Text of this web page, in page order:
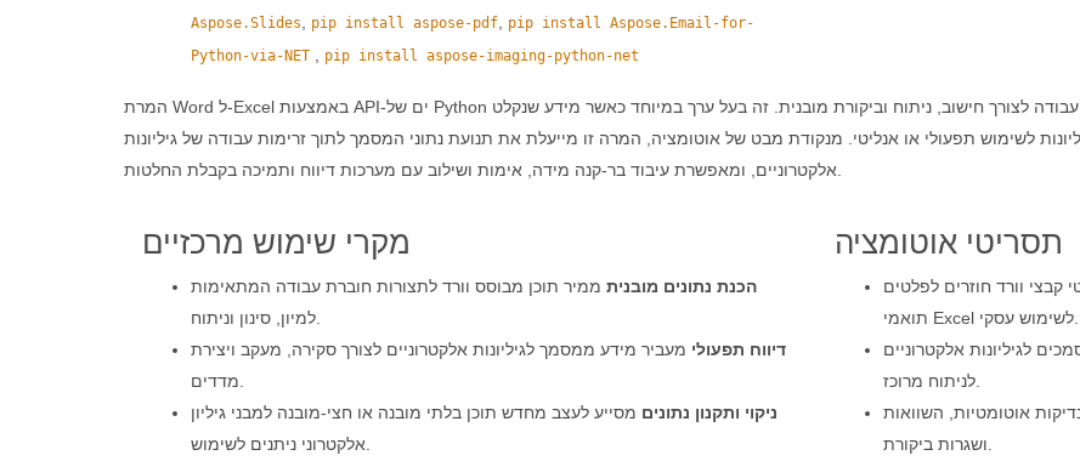
Aspose.Slides
pip install aspose-pdf
pip install Aspose.Email-for-
Python-via-NET
pip install aspose-imaging-python-net
המרת Word ל‑Excel באמצעות API‑ים של Python מאפשרת להעביר תוכן מסמכים לפורמטים מבוססי חוברת עבודה לצורך חישוב, ניתוח וביקורת מובנית. זה בעל ערך במיוחד כאשר מידע שנקלט
לשימוש תפעולי או אנליטי. מנקודת מבט של אוטומציה, המרה זו מייעלת את תנועת נתוני המסמך לתוך זרימות עבודה של גיליונות
מקרי שימוש מרכזיים
הכנת נתונים מובנית ממיר תוכן מבוסס וורד לתצורות חוברת עבודה המתאימות
דיווח תפעולי מעביר מידע ממסמך לגיליונות אלקטרוניים לצורך סקירה, מעקב ויצירת
ניקוי ותקנון נתונים מסייע לעצב מחדש תוכן בלתי מובנה או חצי‑מובנה למבני גיליון
תסריטי אוטומציה
קבצי וורד חוזרים לפלטים
לגיליונות אלקטרוניים
אוטומטיות, השוואות